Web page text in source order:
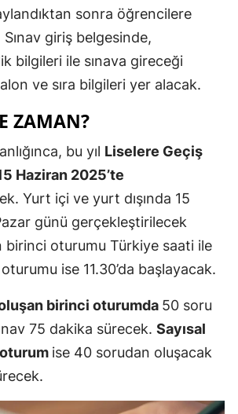
Kayseri
Kırklareli
Kırşehir
Konya
Manisa
Mardin
Muğla
Nevşehir
sonra öğrencilere
giriş belgesinde,
bilgileri ile sınava gireceği
ve sıra bilgileri yer alacak.
ZAMAN?
bu yıl Liselere Geçiş
Haziran 2025’te
Yurt içi ve yurt dışında 15
günü gerçekleştirilecek
birinci oturumu Türkiye saati ile
ise 11.30’da başlayacak.
birinci oturumda 50 soru
75 dakika sürecek. Sayısal
ise 40 sorudan oluşacak